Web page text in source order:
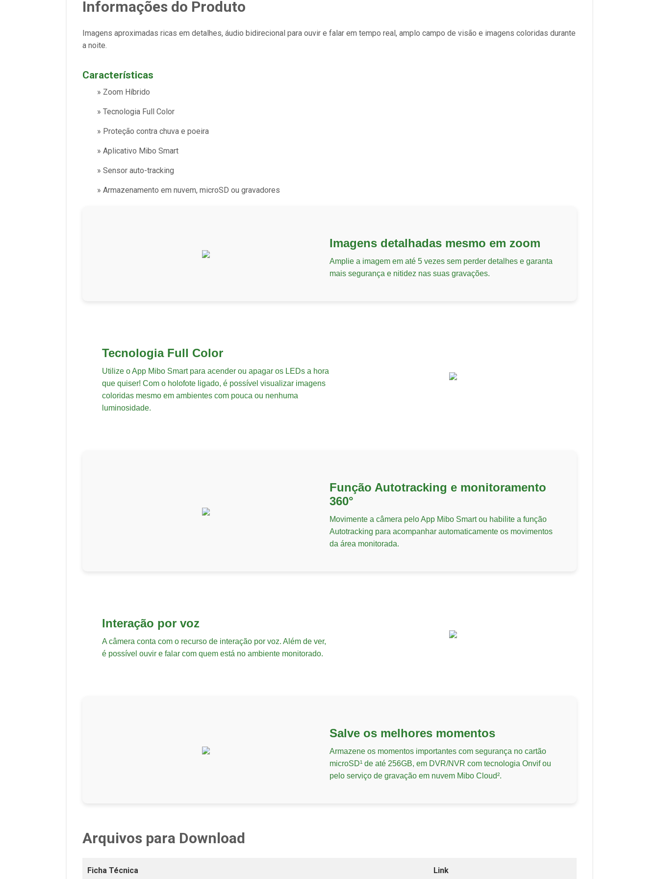
Informações do Produto
Imagens aproximadas ricas em detalhes, áudio bidirecional para ouvir e falar em tempo real, amplo campo de visão e imagens coloridas durante
a noite.
Características
» Zoom Híbrido
» Tecnologia Full Color
» Proteção contra chuva e poeira
» Aplicativo Mibo Smart
» Sensor auto-tracking
» Armazenamento em nuvem, microSD ou gravadores
Imagens detalhadas mesmo em zoom
Amplie a imagem em até 5 vezes sem perder detalhes e garanta
mais segurança e nitidez nas suas gravações.
Tecnologia Full Color
Utilize o App Mibo Smart para acender ou apagar os LEDs a hora
que quiser! Com o holofote ligado, é possível visualizar imagens
coloridas mesmo em ambientes com pouca ou nenhuma
luminosidade.
Função Autotracking e monitoramento
360°
Movimente a câmera pelo App Mibo Smart ou habilite a função
Autotracking para acompanhar automaticamente os movimentos
da área monitorada.
Interação por voz
A câmera conta com o recurso de interação por voz. Além de ver,
é possível ouvir e falar com quem está no ambiente monitorado.
Salve os melhores momentos
Armazene os momentos importantes com segurança no cartão
microSD¹ de até 256GB, em DVR/NVR com tecnologia Onvif ou
pelo serviço de gravação em nuvem Mibo Cloud².
Arquivos para Download
Ficha Técnica Link